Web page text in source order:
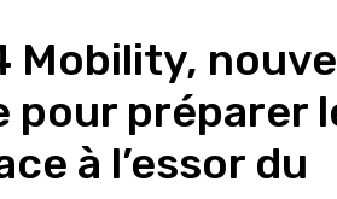
Mobility,
pour préparer
à l’essor du